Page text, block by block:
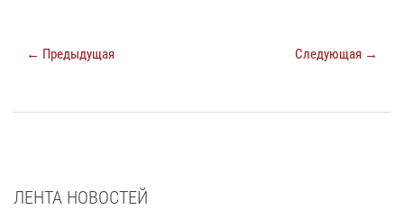
← Предыдущая Следующая →
ЛЕНТА НОВОСТЕЙ